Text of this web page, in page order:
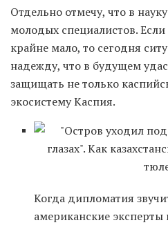
Отдельно отмечу, что в
молодых специалистов.
крайне мало, то сегодня
надежду, что в будущем
защищать не только
экосистему Каспия.
Когда дипломатия
американские эксперты